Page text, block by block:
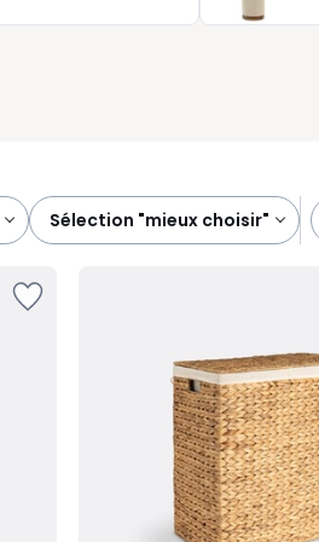
vos pièces de service. Nous
sélection "mieux choisir"